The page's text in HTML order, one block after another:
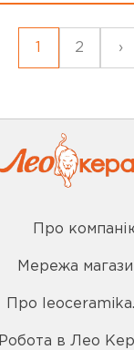
2 ›
Про
Мережа
Про
Робота в Лео